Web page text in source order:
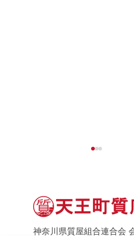
神奈川県質屋組合連合会